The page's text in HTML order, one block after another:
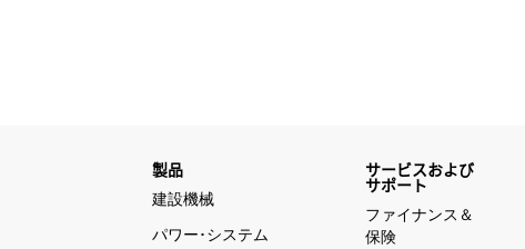
製品
建設機械
パワー･システム
サービスおよび
サポート
ファイナンス＆
保険